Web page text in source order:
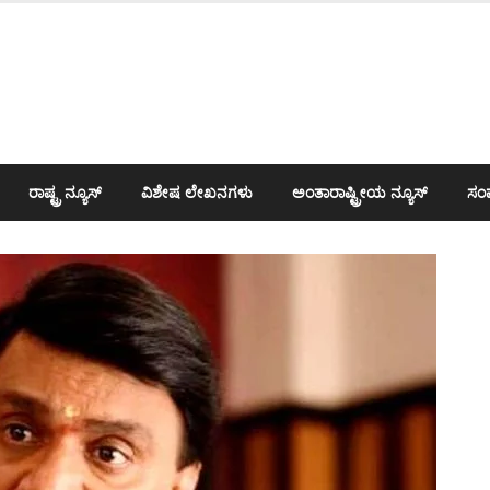
ರಾಷ್ಟ್ರ ನ್ಯೂಸ್ ವಿಶೇಷ ಲೇಖನಗಳು ಅಂತಾರಾಷ್ಟ್ರೀಯ ನ್ಯೂಸ್